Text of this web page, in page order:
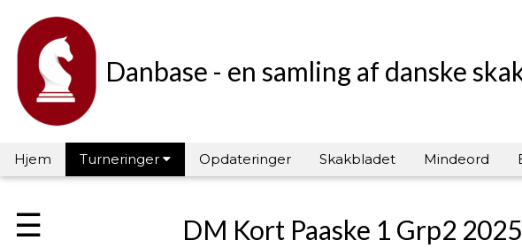
Danbase - en samling af danske
Hjem Turneringer Opdateringer Skakbladet Mindeord
☰ DM Kort Paaske 1 Grp2 2025